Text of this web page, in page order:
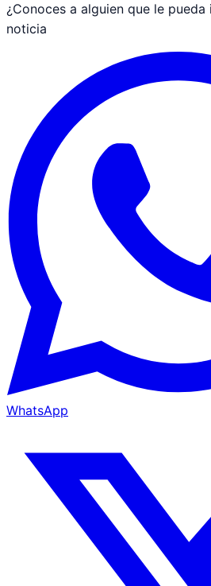
¿Conoces a alguien que le pueda
noticia
WhatsApp